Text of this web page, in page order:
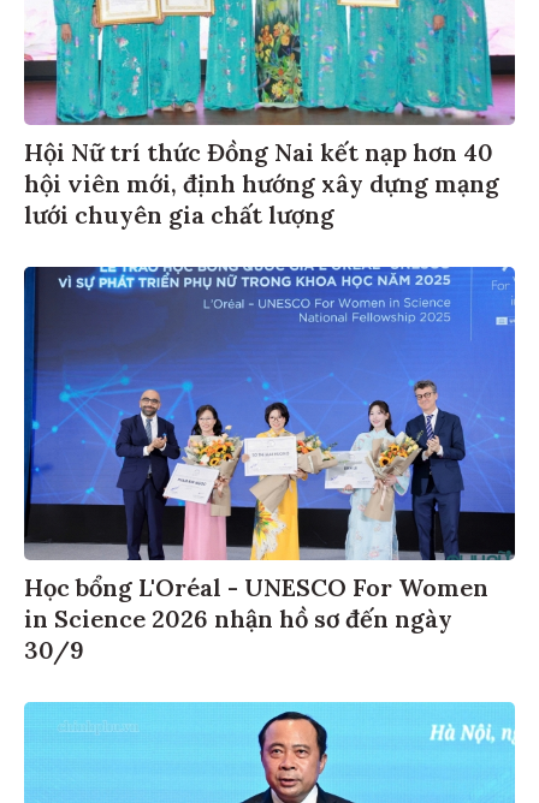
Hội Nữ trí thức Đồng Nai kết nạp hơn 40
hội viên mới, định hướng xây dựng mạng
lưới chuyên gia chất lượng
Học bổng L'Oréal - UNESCO For Women
in Science 2026 nhận hồ sơ đến ngày
30/9